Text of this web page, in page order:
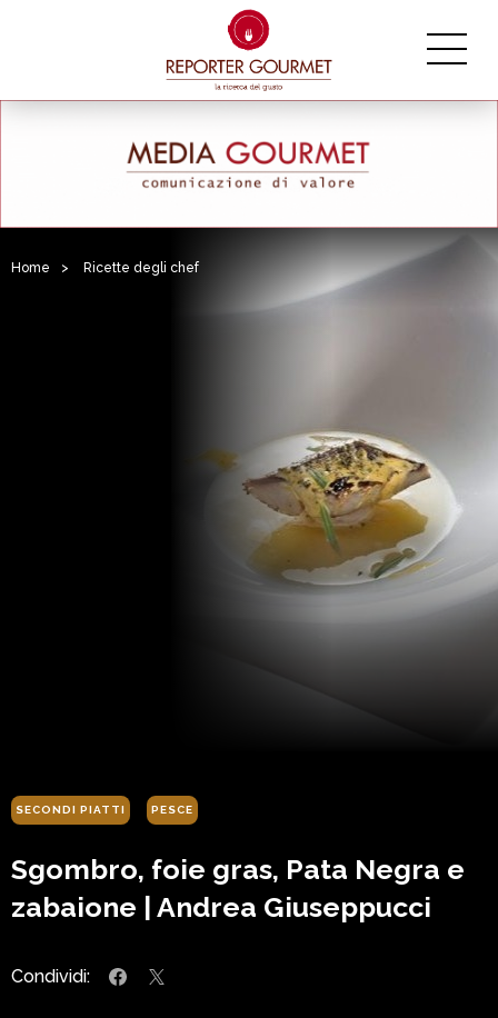
Home > Ricette degli chef
SECONDI PIATTI PESCE
Sgombro, foie gras, Pata Negra e
zabaione | Andrea Giuseppucci
Condividi: